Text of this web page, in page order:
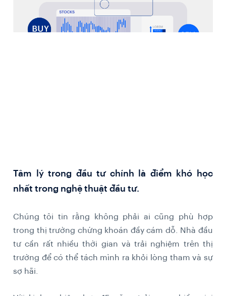
Tâm lý trong đầu tư chính là điểm khó học
nhất trong nghệ thuật đầu tư.
Chúng tôi tin rằng không phải ai cũng phù hợp
trong thị trường chứng khoán đầy cám dỗ. Nhà đầu
tư cần rất nhiều thời gian và trải nghiệm trên thị
trường để có thể tách mình ra khỏi lòng tham và sự
sợ hãi.